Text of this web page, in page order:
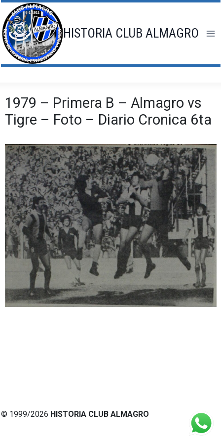
Saltar
al
contenido
HISTORIA CLUB ALMAGRO
1979 – Primera B – Almagro vs
Tigre – Foto – Diario Cronica 6ta
© 1999/2026 HISTORIA CLUB ALMAGRO